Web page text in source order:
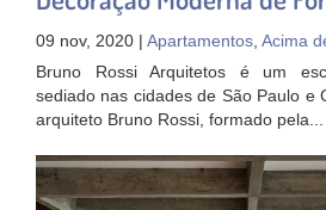
09 nov, 2020 | Apartamentos, Acima
Bruno Rossi Arquitetos é um
sediado nas cidades de São Paulo e
arquiteto Bruno Rossi, formado pela...